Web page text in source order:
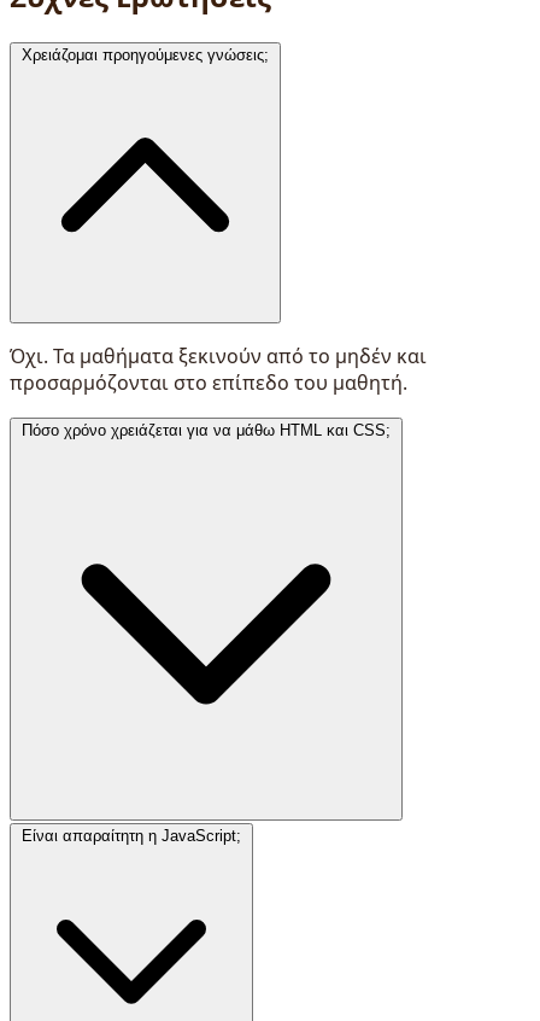
Χρειάζομαι προηγούμενες γνώσεις;
Όχι. Τα μαθήματα ξεκινούν από το μηδέν και
προσαρμόζονται στο επίπεδο του μαθητή.
Πόσο χρόνο χρειάζεται για να μάθω HTML και CSS;
Είναι απαραίτητη η JavaScript;